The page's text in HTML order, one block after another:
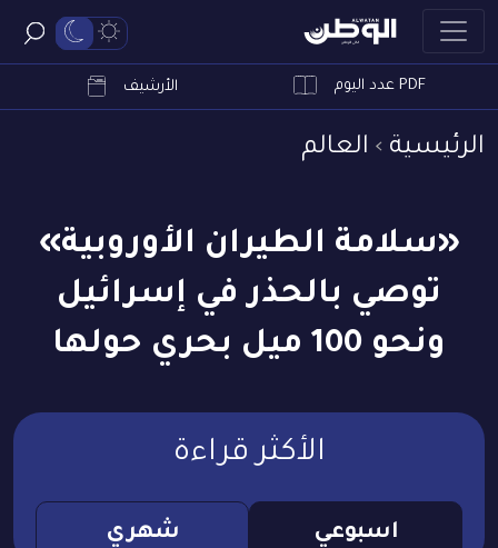
PDF عدد اليوم الأرشيف
الرئيسية العالم
«سلامة الطيران الأوروبية»
توصي بالحذر في إسرائيل
ونحو 100 ميل بحري حولها
الأكثر قراءة
اسبوعي شهري